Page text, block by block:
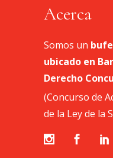
Acerca
Somos un
ubicado en
Derecho
(Concurso de
de la Ley de la